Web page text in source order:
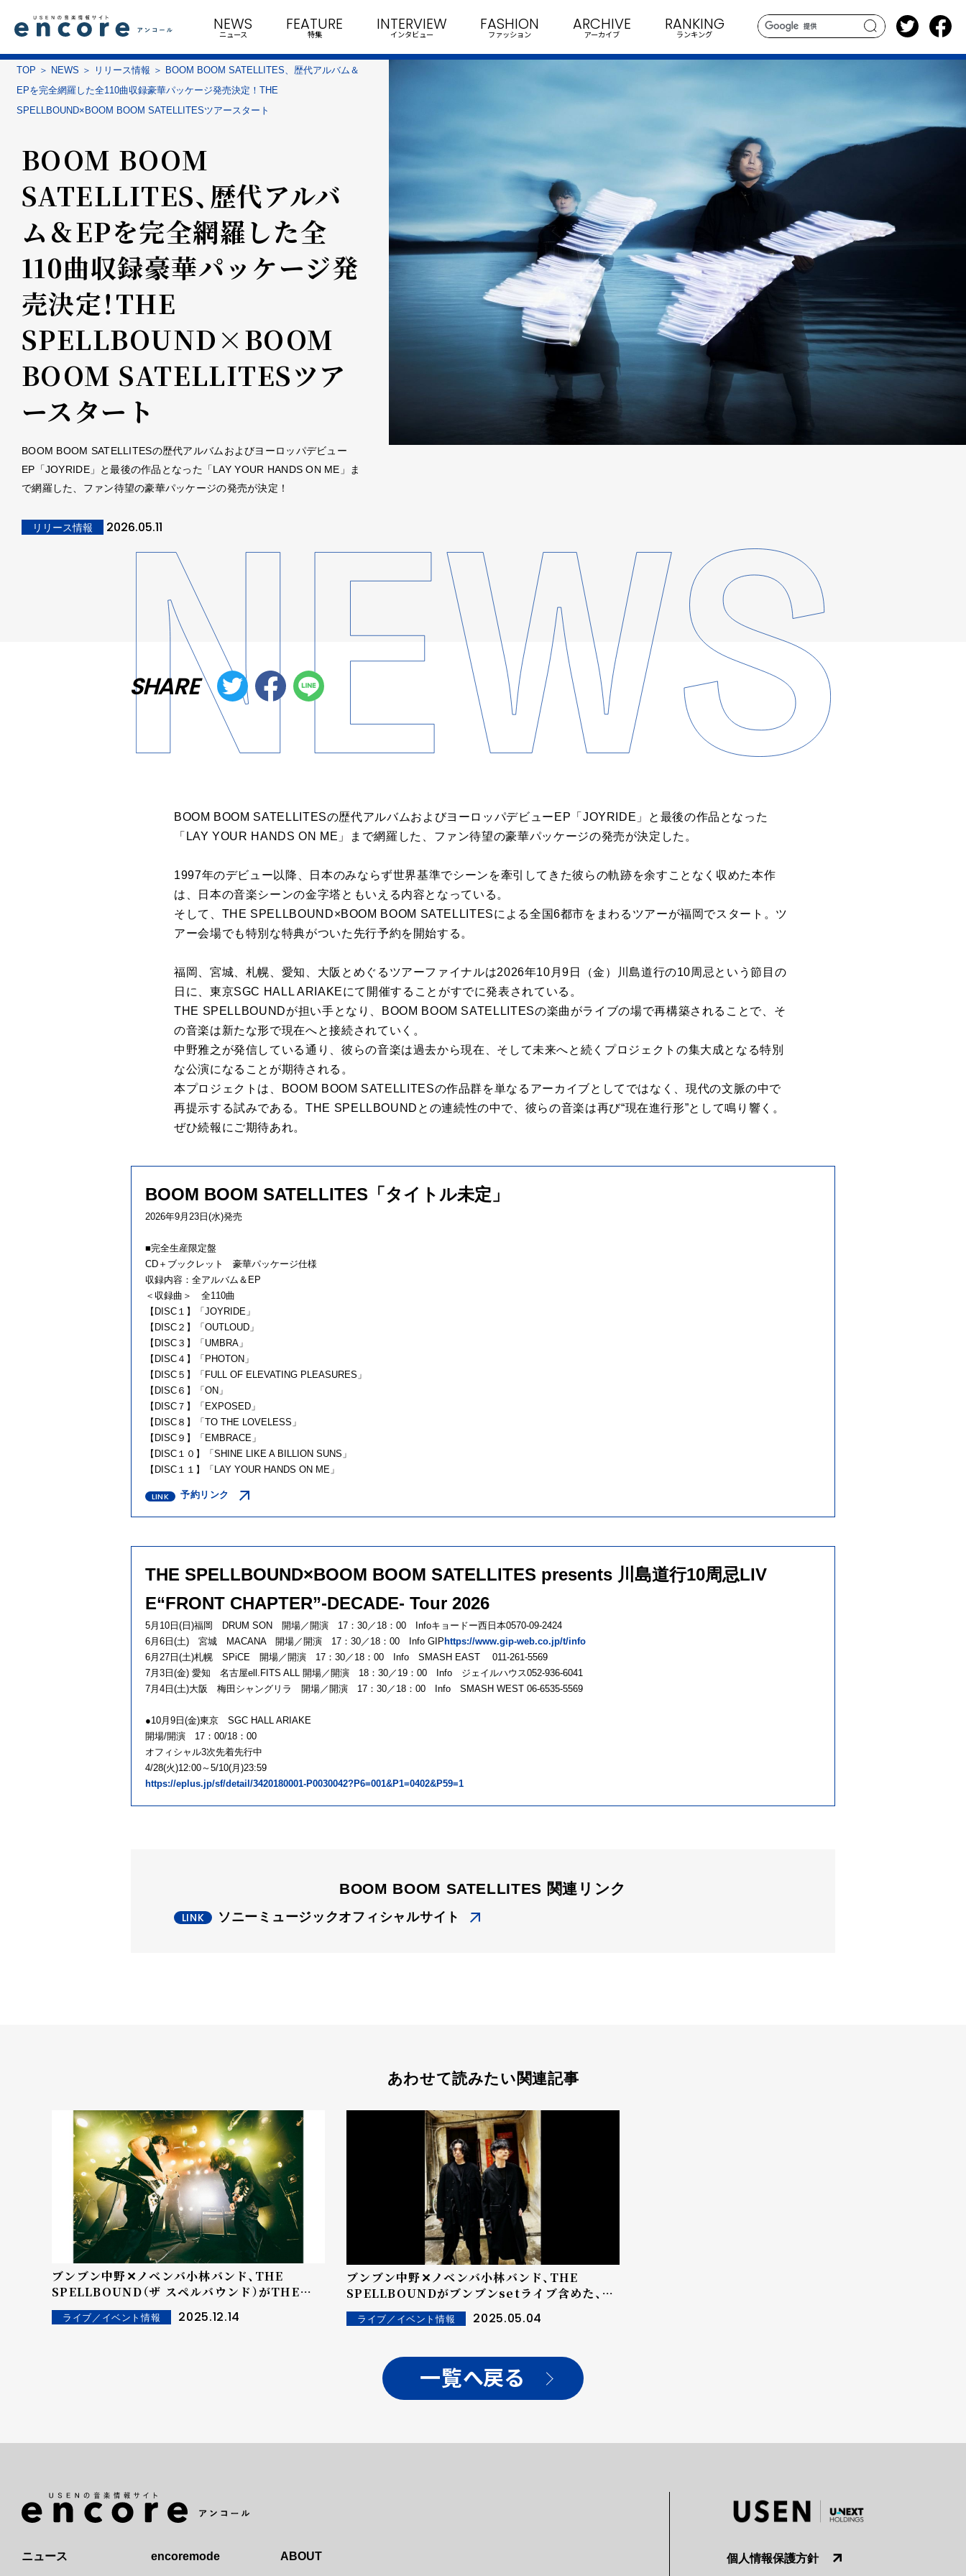
search
NEWS
ニュース
FEATURE
特集
INTERVIEW
インタビュー
FASHION
ファッション
ARCHIVE
アーカイブ
RANKING
ランキング
TOP NEWS リリース情報
BOOM BOOM SATELLITES、歴代アルバム＆
EPを完全網羅した全110曲収録豪華パッケージ発売決定！THE
SPELLBOUND×BOOM BOOM SATELLITESツアースタート
BOOM BOOM
SATELLITES、歴代アルバ
ム＆EPを完全網羅した全
110曲収録豪華パッケージ発
売決定！THE
SPELLBOUND×BOOM
BOOM SATELLITESツア
ースタート
BOOM BOOM SATELLITESの歴代アルバムおよびヨーロッパデビュー
EP「JOYRIDE」と最後の作品となった「LAY YOUR HANDS ON ME」ま
で網羅した、ファン待望の豪華パッケージの発売が決定！
リリース情報 2026.05.11
SHARE
BOOM BOOM SATELLITESの歴代アルバムおよびヨーロッパデビューEP「JOYRIDE」と最後の作品となった
「LAY YOUR HANDS ON ME」まで網羅した、ファン待望の豪華パッケージの発売が決定した。
1997年のデビュー以降、日本のみならず世界基準でシーンを牽引してきた彼らの軌跡を余すことなく収めた本作
は、日本の音楽シーンの金字塔ともいえる内容となっている。
そして、THE SPELLBOUND×BOOM BOOM SATELLITESによる全国6都市をまわるツアーが福岡でスタート。ツ
アー会場でも特別な特典がついた先行予約を開始する。
福岡、宮城、札幌、愛知、大阪とめぐるツアーファイナルは2026年10月9日（金）川島道行の10周忌という節目の
日に、東京SGC HALL ARIAKEにて開催することがすでに発表されている。
THE SPELLBOUNDが担い手となり、BOOM BOOM SATELLITESの楽曲がライブの場で再構築されることで、そ
の音楽は新たな形で現在へと接続されていく。
中野雅之が発信している通り、彼らの音楽は過去から現在、そして未来へと続くプロジェクトの集大成となる特別
な公演になることが期待される。
本プロジェクトは、BOOM BOOM SATELLITESの作品群を単なるアーカイブとしてではなく、現代の文脈の中で
再提示する試みである。THE SPELLBOUNDとの連続性の中で、彼らの音楽は再び“現在進行形”として鳴り響く。
ぜひ続報にご期待あれ。
BOOM BOOM SATELLITES「タイトル未定」
2026年9月23日(水)発売
■完全生産限定盤
CD＋ブックレット 豪華パッケージ仕様
収録内容：全アルバム＆EP
＜収録曲＞ 全110曲
【DISC１】「JOYRIDE」
【DISC２】「OUTLOUD」
【DISC３】「UMBRA」
【DISC４】「PHOTON」
【DISC５】「FULL OF ELEVATING PLEASURES」
【DISC６】「ON」
【DISC７】「EXPOSED」
【DISC８】「TO THE LOVELESS」
【DISC９】「EMBRACE」
【DISC１０】「SHINE LIKE A BILLION SUNS」
【DISC１１】「LAY YOUR HANDS ON ME」
予約リンク
THE SPELLBOUND×BOOM BOOM SATELLITES presents 川島道行10周忌LIV
E“FRONT CHAPTER”-DECADE- Tour 2026
5月10日(日)福岡 DRUM SON 開場／開演 17：30／18：00 Infoキョードー西日本0570-09-2424
6月6日(土) 宮城 MACANA 開場／開演 17：30／18：00 Info GIP https://www.gip-web.co.jp/t/info
6月27日(土)札幌 SPiCE 開場／開演 17：30／18：00 Info SMASH EAST 011-261-5569
7月3日(金) 愛知 名古屋ell.FITS ALL 開場／開演 18：30／19：00 Info ジェイルハウス052-936-6041
7月4日(土)大阪 梅田シャングリラ 開場／開演 17：30／18：00 Info SMASH WEST 06-6535-5569
●10月9日(金)東京 SGC HALL ARIAKE
開場/開演 17：00/18：00
オフィシャル3次先着先行中
4/28(火)12:00～5/10(月)23:59
https://eplus.jp/sf/detail/3420180001-P0030042?P6=001&P1=0402&P59=1
BOOM BOOM SATELLITES 関連リンク
ソニーミュージックオフィシャルサイト
あわせて読みたい関連記事
ブンブン中野✕ノベンバ小林バンド、THE
SPELLBOUND（ザ スペルバウンド）がTHE
SPELLBOUND✕BOOM BOOM
SATELLITESとしてツアー開催を発表。
ライブ／イベント情報 2025.12.14
ブンブン中野✕ノベンバ小林バンド、THE
SPELLBOUNDがブンブンsetライブ含めた、3
カ月連続5周年イヤー・スペシャルライブ発表！
ライブ／イベント情報 2025.05.04
一覧へ戻る
ニュース encoremode ABOUT 個人情報保護方針